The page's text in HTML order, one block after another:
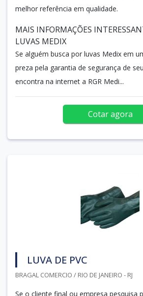
melhor referência em qualidade.
MAIS INFORMAÇÕES
LUVAS MEDIX
Se alguém busca por luvas Medix em
preza pela garantia de segurança de
encontra na internet a RGR Medi...
Cotar agora
LUVA DE PVC
BRAGAL COMERCIO / RIO DE JANEIRO - RJ
Se o cliente final ou empresa pesquisa